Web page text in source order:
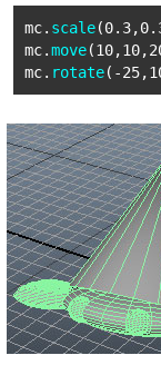
mc. scale
mc.move
mc. rotate(-